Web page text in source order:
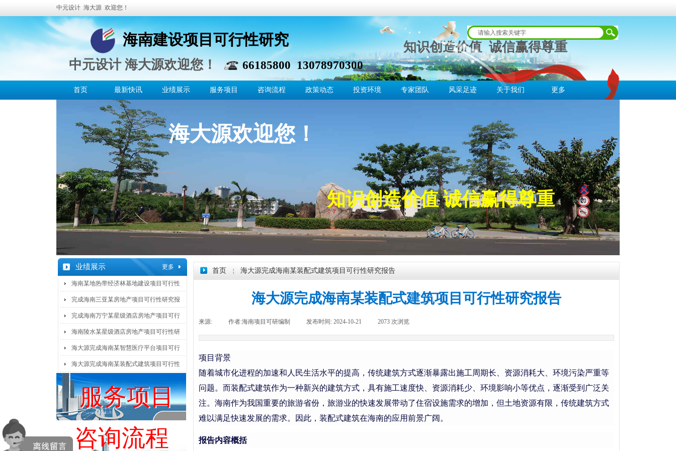
中元设计 海大源 欢迎您！
海南建设项目可行性研究
中元设计 海大源欢迎您！
首页 最新快讯 业绩展示 服务项目 咨询流程 政策动态 投资环境 专家团队 风采足迹 关于我们 更多
知识创造价值 诚信赢得尊重
66185800 13078970300
海大源欢迎您！
知识创造价值 诚信赢得尊重
业绩展示 更多 首页 ￤ 海大源完成海南某装配式建筑项目可行性研究报告
海南某地热带经济林基地建设项目可行性
完成海南三亚某房地产项目可行性研究报
完成海南万宁某星级酒店房地产项目可行
海南陵水某星级酒店房地产项目可行性研
海大源完成海南某智慧医疗平台项目可行
海大源完成海南某装配式建筑项目可行性
海大源完成海南某装配式建筑项目可行性研究报告
来源: 作者:海南项目可研编制 发布时间: 2024-10-21 2073 次浏览
项目背景
随着城市化进程的加速和人民生活水平的提高，传统建筑方式逐渐暴露出施工周期长、资源消耗大、环境污染严重等
问题。而装配式建筑作为一种新兴的建筑方式，具有施工速度快、资源消耗少、环境影响小等优点，逐渐受到广泛关
注。海南作为我国重要的旅游省份，旅游业的快速发展带动了住宿设施需求的增加，但土地资源有限，传统建筑方式
难以满足快速发展的需求。因此，装配式建筑在海南的应用前景广阔。
报告内容概括
服务项目
服务项目
咨询流程
咨询流程